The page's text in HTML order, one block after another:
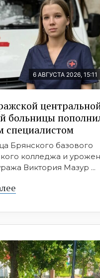
6 АВГУСТА 2026, 15:11
больницы
специалистом
Брянского базового
колледжа и
Виктория Мазур ...